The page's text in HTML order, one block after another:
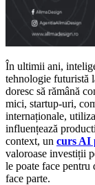
În ultimii ani,
tehnologie futuristă
doresc să rămână
mici, startup-uri,
internaționale,
influențează
context, un curs AI
valoroase investiții
le poate face pentru
face parte.